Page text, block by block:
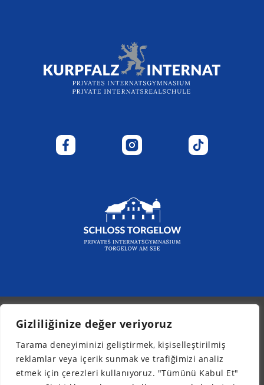
Gizliliğinize değer veriyoruz
Tarama deneyiminizi geliştirmek, kişiselleştirilmiş
reklamlar veya içerik sunmak ve trafiğimizi analiz
etmek için çerezleri kullanıyoruz. "Tümünü Kabul Et"
© 2026 - Kurpfalz-Internat
Bülten
Yasal bilgiler